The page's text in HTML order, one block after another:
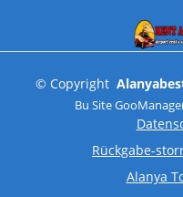
© Copyright
Bu Site
Rückgabe-
Alanya